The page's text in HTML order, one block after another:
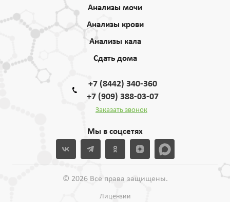
Анализы мочи
Анализы крови
Анализы кала
Сдать дома
+7 (8442) 340-360
+7 (909) 388-03-07
Заказать звонок
Мы в соцсетях
© 2026 Все права защищены.
Лицензии